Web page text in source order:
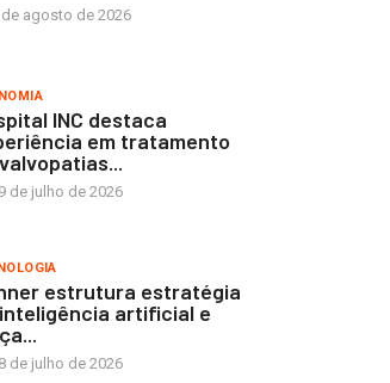
agosto de 2026
INC destaca
em tratamento
de julho de 2026
estrutura estratégia
artificial e
de julho de 2026